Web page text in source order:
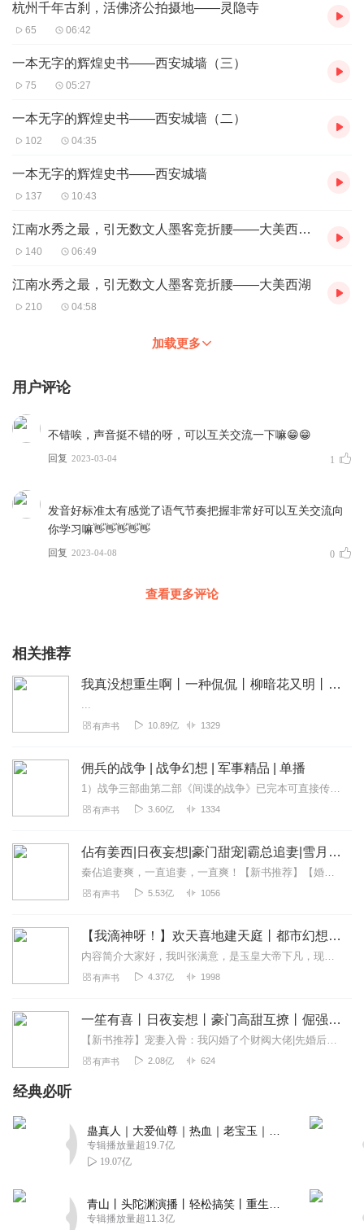
杭州千年古刹，活佛济公拍摄地——灵隐寺
65 06:42
一本无字的辉煌史书——西安城墙（三）
75 05:27
一本无字的辉煌史书——西安城墙（二）
102 04:35
一本无字的辉煌史书——西安城墙
137 10:43
江南水秀之最，引无数文人墨客竞折腰——大美西湖（二）
140 06:49
江南水秀之最，引无数文人墨客竞折腰——大美西湖
210 04:58
加载更多
用户评论
不错唉，声音挺不错的呀，可以互关交流一下嘛😁😁
回复 2023-03-04 1
发音好标准太有感觉了语气节奏把握非常好可以互关交流向
你学习嘛👋👋👋👋👋
回复 2023-04-08 0
查看更多评论
相关推荐
我真没想重生啊丨一种侃侃丨柳暗花又明丨VIP多人有声剧
...
有声书 10.89亿 1329
佣兵的战争 | 战争幻想 | 军事精品 | 单播
1）战争三部曲第二部《间谍的战争》已完本可直接传送过去；2）战争三部曲第三部《末日之最终战争》已完本可直接传送过去。3）战争幻想类全新力作《二战之列兵崛起》已上...
有声书 3.60亿 1334
佔有姜西|日夜妄想|豪门甜宠|霸总追妻|雪月之下
秦佔追妻爽，一直追妻，一直爽！【新书推荐】【婚心叵测】我的老公要杀我！阴谋背后的极致复仇！(๑•̀ㅂ•́)و强推！【宠妻入骨：我闪婚了个财阀大佬】不小心闪婚亿万...
有声书 5.53亿 1056
【我滴神呀！】欢天喜地建天庭丨都市幻想爆笑来袭丨牛大宝领衔多人有声剧
内容简介大家好，我叫张满意，是玉皇大帝下凡，现在我被人绑架了，赶紧打十万块钱过来，等我重建天庭，你就是太子，玉皇太子！领衔演播牛大宝饰张满意猫豆饰姜听...
有声书 4.37亿 1998
一笙有喜丨日夜妄想丨豪门高甜互撩丨倔强的小红领衔
【新书推荐】宠妻入骨：我闪婚了个财阀大佬|先婚后爱|新品限免，戏精霸总在线装穷超甜超宠超爆笑！超撩男声旁白在线等你翻牌子，快点订阅+评论哦！【好书推荐】腹黑总裁...
有声书 2.08亿 624
经典必听
专辑播放量超19.7亿
19.07亿
专辑播放量超11.3亿